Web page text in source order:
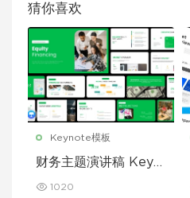
猜你喜欢
Keynote模板
财务主题演讲稿 Keyn
1020